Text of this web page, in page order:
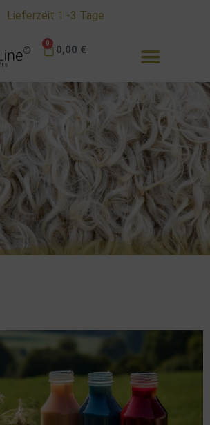
Umtauschservice in Deutschland
0,00 €
0